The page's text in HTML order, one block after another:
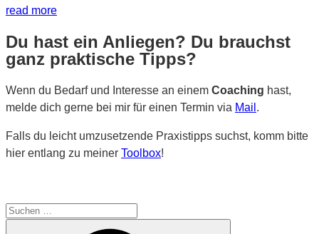
read more
Du hast ein Anliegen? Du brauchst
ganz praktische Tipps?
Wenn du Bedarf und Interesse an einem Coaching hast,
melde dich gerne bei mir für einen Termin via Mail .
Falls du leicht umzusetzende Praxistipps suchst, komm bitte
hier entlang zu meiner Toolbox!
Suche